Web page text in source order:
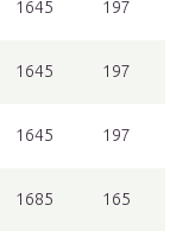
1645 197
1645 197
1645 197
1685 165